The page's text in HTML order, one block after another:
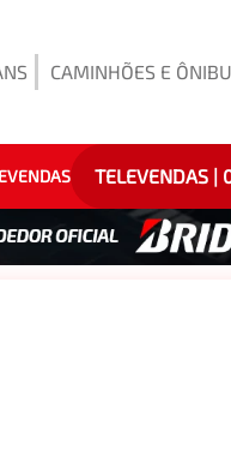
CAMINHÕES E
TELEVENDAS |